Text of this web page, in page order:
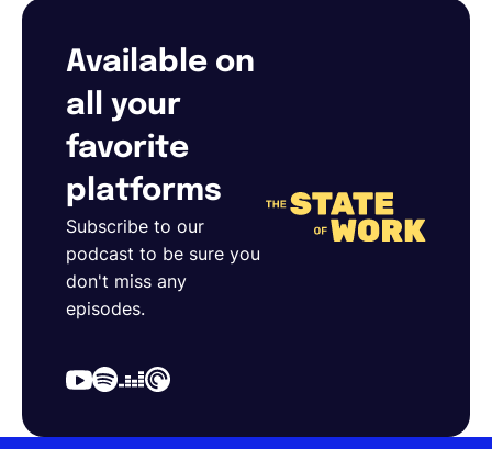
Available on
all your
favorite
platforms
Subscribe to our
podcast to be sure you
don't miss any
episodes.